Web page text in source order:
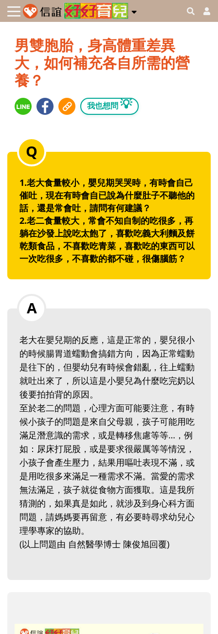
男雙胞胎，身高體重差異
大，如何補充各自所需的營
養？
我也想問 💡
1.老大食量較小，嬰兒期哭哭時，有時會自己
催吐，現在有時會自已說為什麼肚子不聽他的
話，還是常會吐，請問有何建議？
2.老二食量較大，常會不知自制的吃很多，再
躺在沙發上說吃太飽了，喜歡吃義大利麵及餅
乾類食品，不喜歡吃青菜，喜歡吃的東西可以
一次吃很多，不喜歡的都不碰，很傷腦筋？
老大在嬰兒期的反應，這是正常的，嬰兒很小
的時候腸胃道蠕動會搞錯方向，因為正常蠕動
是往下的，但嬰幼兒有時候會錯亂，往上蠕動
就吐出來了，所以這是小嬰兒為什麼吃完奶以
後要拍拍背的原因。
至於老二的問題，心理方面可能要注意，有時
候小孩子的問題是來自父母親，孩子可能用吃
滿足潛意識的需求，或是轉移焦慮等等…，例
如：尿床打屁股，或是要求很嚴厲等等情況，
小孩子會產生壓力，結果用嘔吐表現不滿，或
是用吃很多來滿足一種需求不滿。當愛的需求
無法滿足，孩子就從食物方面獲取。這是我所
猜測的，如果真是如此，就涉及到身心科方面
問題，請媽媽要再留意，有必要時尋求幼兒心
理學專家的協助。
(以上問題由 自然醫學博士 陳俊旭回覆)